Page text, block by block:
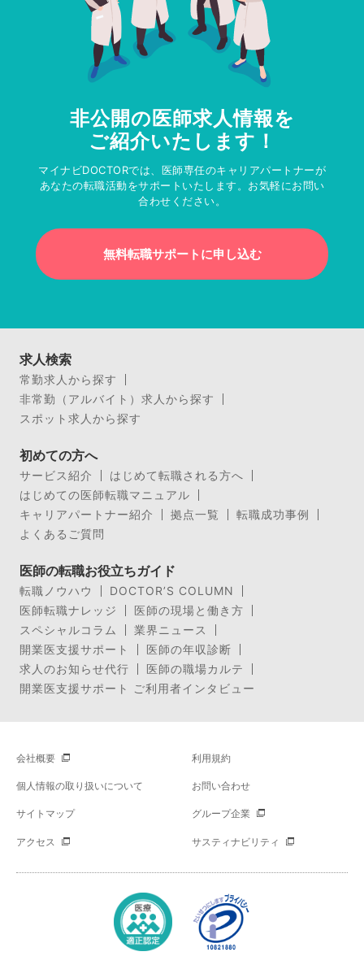
非公開の医師求人情報を
ご紹介いたします！
マイナビDOCTORでは、医師専任のキャリアパートナーが
あなたの転職活動をサポートいたします。お気軽にお問い
合わせください。
無料転職サポートに申し込む
求人検索
常勤求人から探す
非常勤（アルバイト）求人から探す
スポット求人から探す
初めての方へ
サービス紹介
はじめて転職される方へ
はじめての医師転職マニュアル
キャリアパートナー紹介
拠点一覧
転職成功事例
よくあるご質問
医師の転職お役立ちガイド
転職ノウハウ
DOCTOR’S COLUMN
医師転職ナレッジ
医師の現場と働き方
スペシャルコラム
業界ニュース
開業医支援サポート
医師の年収診断
求人のお知らせ代行
医師の職場カルテ
開業医支援サポート ご利用者インタビュー
会社概要 利用規約
個人情報の取り扱いについて お問い合わせ
サイトマップ グループ企業
アクセス サスティナビリティ